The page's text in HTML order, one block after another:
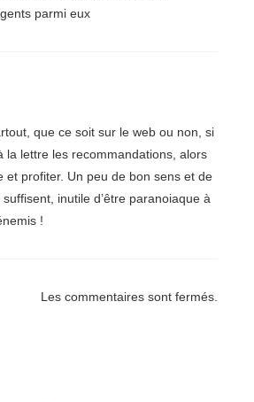
parmi eux
que ce soit sur le web ou non, si
la lettre les recommandations, alors
et profiter. Un peu de bon sens et de
inutile d’être paranoiaque à
!
Les commentaires sont fermés.